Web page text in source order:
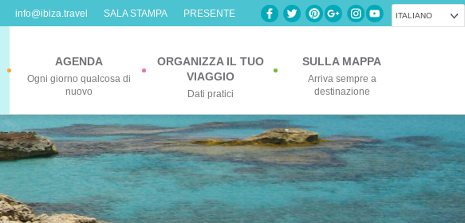
ITALIANO
info@ibiza.travel SALA STAMPA PRESENTE
AGENDA
Ogni giorno qualcosa di
nuovo
ORGANIZZA IL TUO
VIAGGIO
Dati pratici
SULLA MAPPA
Arriva sempre a
destinazione